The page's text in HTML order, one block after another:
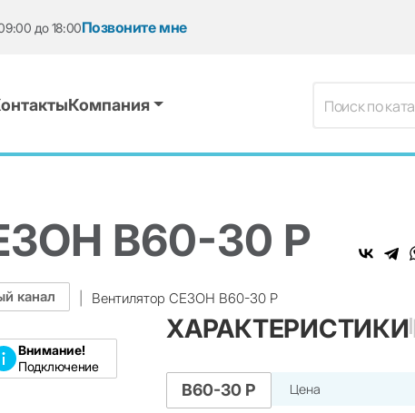
до 18:00Позвоните мне
Компания
B60-30 P
канал Вентилятор СЕЗОН B60-30 P
Внимание!
Подключение
ХАРАКТЕРИСТИКИ
B60-30 P Цена